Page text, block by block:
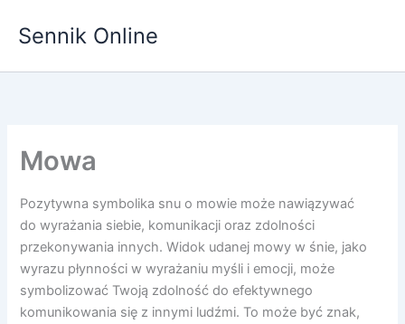
Sennik Online
Mowa
Pozytywna symbolika snu o mowie może nawiązywać
do wyrażania siebie, komunikacji oraz zdolności
przekonywania innych. Widok udanej mowy w śnie, jako
wyrazu płynności w wyrażaniu myśli i emocji, może
symbolizować Twoją zdolność do efektywnego
komunikowania się z innymi ludźmi. To może być znak,